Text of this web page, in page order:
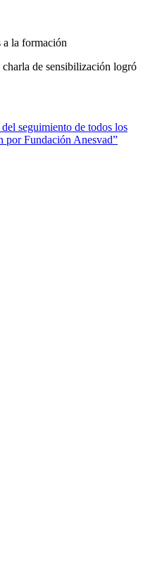
a la formación
de sensibilización logró
seguimiento de todos los
por Fundación Anesvad”